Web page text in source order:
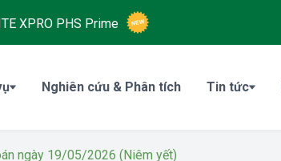
XPRO PHS Prime
Nghiên cứu & Phân tích Tin tức
ngày 19/05/2026 (Niêm yết)